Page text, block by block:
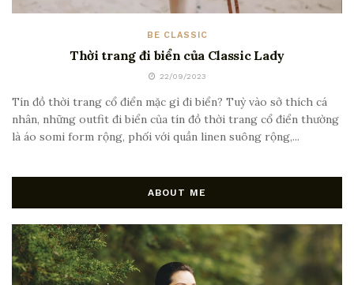
BE CLASSIC
Thời trang đi biển của Classic Lady
22/09/2023
Tín đồ thời trang cổ điển mặc gì đi biển? Tuỳ vào sở thích cá
nhân, những outfit đi biển của tín đồ thời trang cổ điển thường
là áo somi form rộng, phối với quần linen suông rộng,...
ABOUT ME